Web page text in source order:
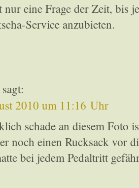
nur eine Frage der Zeit, bis
Service anzubieten.
sagt:
2010 um 11:16 Uhr
schade an diesem Foto
noch einen Rucksack vor
bei jedem Pedaltritt